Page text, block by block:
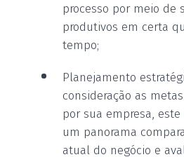
processo por meio de
produtivos em certa
tempo;
Planejamento
consideração as
por sua empresa,
um panorama
atual do negócio e